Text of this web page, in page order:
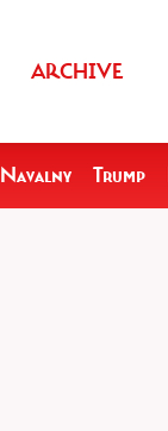
ARCHIVE
Navalny Trump